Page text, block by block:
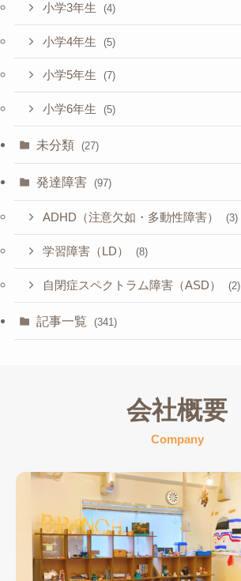
小学3年生 (4)
小学4年生 (5)
小学5年生 (7)
小学6年生 (5)
未分類 (27)
発達障害 (97)
ADHD（注意欠如・多動性障害） (3)
学習障害（LD） (8)
自閉症スペクトラム障害（ASD） (2)
記事一覧 (341)
会社概要
Company